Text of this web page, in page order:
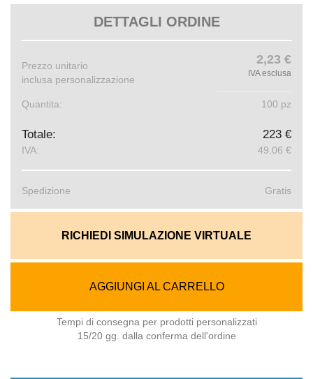
DETTAGLI ORDINE
Prezzo unitario
inclusa personalizzazione
2,23 €
IVA esclusa
Quantita: 100 pz
Totale: 223 €
IVA: 49.06 €
Spedizione Gratis
RICHIEDI SIMULAZIONE VIRTUALE
AGGIUNGI AL CARRELLO
Tempi di consegna per prodotti personalizzati
15/20 gg. dalla conferma dell'ordine